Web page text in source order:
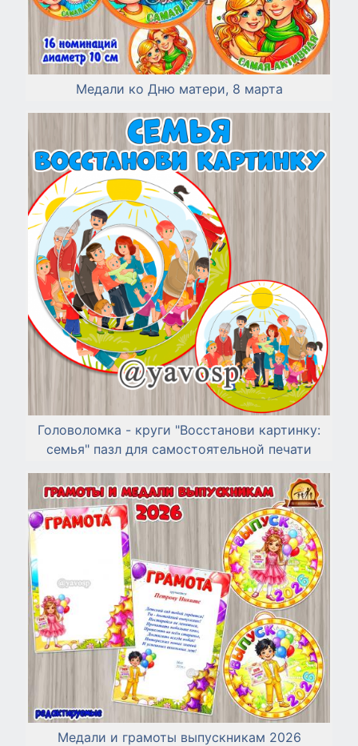
Медали ко Дню матери, 8 марта
Головоломка - круги "Восстанови картинку:
семья" пазл для самостоятельной печати
Медали и грамоты выпускникам 2026